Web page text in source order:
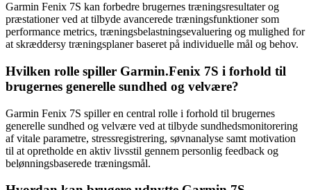
Garmin Fenix 7S kan forbedre brugernes træningsresultater og
præstationer ved at tilbyde avancerede træningsfunktioner som
performance metrics, træningsbelastningsevaluering og mulighed for
at skræddersy træningsplaner baseret på individuelle mål og behov.
Hvilken rolle spiller Garmin.Fenix 7S i forhold til
brugernes generelle sundhed og velvære?
Garmin Fenix 7S spiller en central rolle i forhold til brugernes
generelle sundhed og velvære ved at tilbyde sundhedsmonitorering
af vitale parametre, stressregistrering, søvnanalyse samt motivation
til at opretholde en aktiv livsstil gennem personlig feedback og
belønningsbaserede træningsmål.